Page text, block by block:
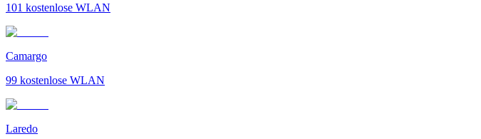
101 kostenlose WLAN
Camargo
99 kostenlose WLAN
Laredo